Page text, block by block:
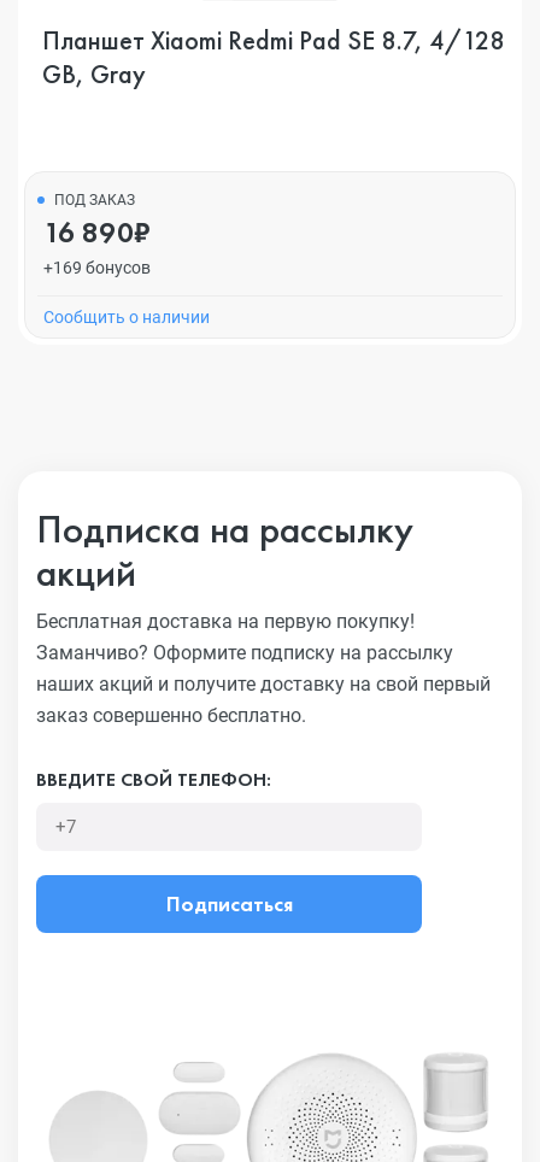
Планшет Xiaomi Redmi Pad SE 8.7, 4/128
GB, Gray
ПОД ЗАКАЗ
16 890₽
+169 бонусов
Cообщить о наличии
Подписка на рассылку
акций
Бесплатная доставка на первую покупку!
Заманчиво? Оформите подписку на рассылку
наших акций и получите доставку на свой первый
заказ совершенно бесплатно.
ВВЕДИТЕ СВОЙ ТЕЛЕФОН:
Подписаться